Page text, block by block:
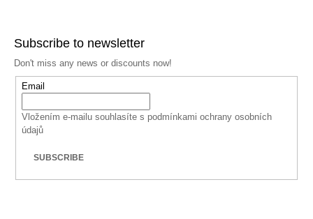
Subscribe to newsletter
Don't miss any news or discounts now!
Email
Vložením e-mailu souhlasíte s podmínkami ochrany osobních
údajů
SUBSCRIBE